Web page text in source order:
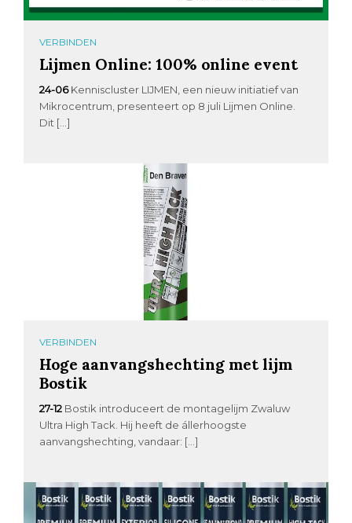
VERBINDEN
Lijmen Online: 100% online event
24-06 Kenniscluster LIJMEN, een nieuw initiatief van
Mikrocentrum, presenteert op 8 juli Lijmen Online.
Dit […]
VERBINDEN
Hoge aanvangshechting met lijm
Bostik
27-12 Bostik introduceert de montagelijm Zwaluw
Ultra High Tack. Hij heeft de állerhoogste
aanvangshechting, vandaar: […]